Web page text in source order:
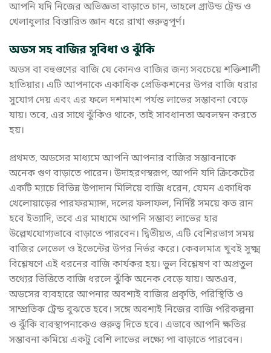
আপনি যদি নিজের অভিজ্ঞতা বাড়াতে চান, তাহলে গ্রাউন্ড ট্রেন্ড ও
খেলাধুলার বিস্তারিত জ্ঞান ধরে রাখা গুরুত্বপূর্ণ।
অডস সহ বাজির সুবিধা ও ঝুঁকি
অডস বা বহুগুণের বাজি যে কোনও বাজির জন্য সবচেয়ে শক্তিশালী
হাতিয়ার। এটি আপনাকে একাধিক প্রেডিকশনের উপর বাজি ধরার
সুযোগ দেয় এবং এর ফলে দশমাংশ পর্যন্ত লাভের সম্ভাবনা বেড়ে
যায়। তবে, এর সাথে ঝুঁকিও থাকে, তাই সাবধানতা অবলম্বন করতে
হয়।
প্রথমত, অডসের মাধ্যমে আপনি আপনার বাজির সম্ভাবনাকে
অনেক গুণ বাড়াতে পারেন। উদাহরণস্বরূপ, আপনি যদি ক্রিকেটের
একটি ম্যাচে বিভিন্ন উপাদান মিলিয়ে বাজি ধরেন, যেমন একাধিক
খেলোয়াড়ের পারফরম্যান্স, দলের ফলাফল, নির্দিষ্ট সময়ে কত রান
হবে ইত্যাদি, তবে এর মাধ্যমে আপনি সম্ভাব্য লাভের হার
উল্লেখযোগ্যভাবে বাড়াতে পারবেন। দ্বিতীয়ত, এটি বেশিরভাগ সময়
বাজির লেভেল ও ইভেন্টের উপর নির্ভর করে। কেবলমাত্র খুবই সুক্ষ্ম
বিশ্লেষণে এই ধরনের বাজি কার্যকর হয়। ভুল বিশ্লেষণ বা অপ্রতুল
তথ্যের ভিত্তিতে বাজি ধরলে ঝুঁকি অনেক বেড়ে যায়। অতএব,
অডসের ব্যবহারে আপনার অবশ্যই বাজির প্রকৃতি, পরিস্থিতি ও
সাম্প্রতিক ট্রেন্ড বুঝতে হবে। সঙ্গে অবশ্যই নিজের বাজি পরিকল্পনা
ও ঝুঁকি ব্যবস্থাপনাকেও গুরুত্ব দিতে হবে। এভাবে আপনি ক্ষতির
সম্ভাবনা কমিয়ে একটু বেশি লাভের লক্ষ্যে পা বাড়াতে পারবেন।